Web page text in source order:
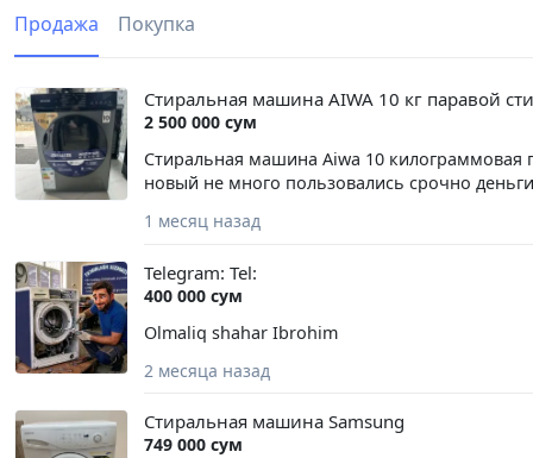
Продажа Покупка
Стиральная машина AIWA 10 кг паравой
2 500 000 сум
Стиральная машина Aiwa 10 килограммовая
новый не много пользовались срочно
1 месяц назад
Telegram: Tel:
400 000 сум
Olmaliq shahar Ibrohim
2 месяца назад
Стиральная машина Samsung
749 000 сум